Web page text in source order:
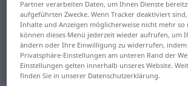
Übersetzung für
"Instandhaltung"
Übersetzung
Partner verarbeiten Daten, um Ihnen Dienste
aufgeführten Zwecke. Wenn Tracker deaktiviert
Inhalte und Anzeigen möglicherweise nicht mehr so
können dieses Menü jederzeit wieder aufrufen, um
ändern oder Ihre Einwilligung zu widerrufen, indem
Privatsphäre-Einstellungen am unteren Rand der
Einstellungen gelten innerhalb unseres Website.
finden Sie in unserer Datenschutzerklärung.